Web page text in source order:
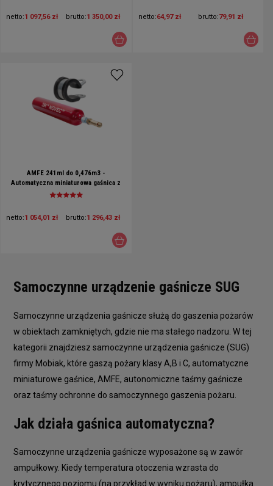
netto:1 097,56 zł brutto:1 350,00 zł netto:64,97 zł brutto:79,91 zł
AMFE 241ml do 0,476m3 -
Automatyczna miniaturowa gaśnica z
gazem NOVEC - uruchomienie przy
netto:1 054,01 zł brutto:1 296,43 zł
Samoczynne urządzenie gaśnicze SUG
Samoczynne urządzenia gaśnicze służą do gaszenia pożarów
w obiektach zamkniętych, gdzie nie ma stałego nadzoru. W tej
kategorii znajdziesz samoczynne urządzenia gaśnicze (SUG)
firmy Mobiak, które gaszą pożary klasy A,B i C, automatyczne
miniaturowe gaśnice, AMFE, autonomiczne taśmy gaśnicze
oraz taśmy ochronne do samoczynnego gaszenia pożaru.
Jak działa gaśnica automatyczna?
Samoczynne urządzenia gaśnicze wyposażone są w zawór
ampułkowy. Kiedy temperatura otoczenia wzrasta do
krytycznego poziomu (na przykład w wyniku pożaru), ampułka